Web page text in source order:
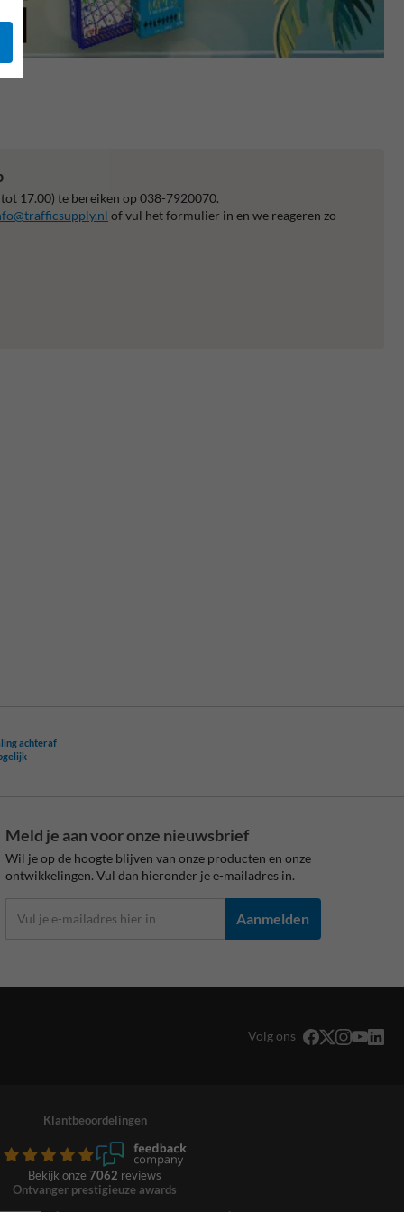
17.00) te bereiken op 038-7920070.
of vul het formulier in en we reageren zo
achteraf
Meld je aan voor onze nieuwsbrief
Wil je op de hoogte blijven van onze producten en onze
ontwikkelingen. Vul dan hieronder je e-mailadres in.
Aanmelden
Volg ons
Klantbeoordelingen
Bekijk onze 7062 reviews
Ontvanger prestigieuze awards